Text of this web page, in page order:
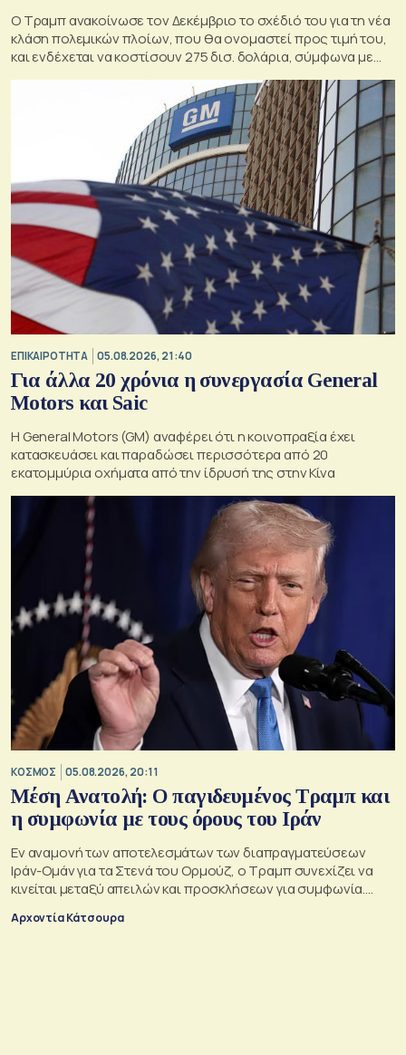
Ο Τραμπ ανακοίνωσε τον Δεκέμβριο το σχέδιό του για τη νέα
κλάση πολεμικών πλοίων, που θα ονομαστεί προς τιμή του,
και ενδέχεται να κοστίσουν 275 δισ. δολάρια, σύμφωνα με
ΕΠΙΚΑΙΡΟΤΗΤΑ 05.08.2026, 21:40
Για άλλα 20 χρόνια η συνεργασία General
Motors και Saic
Η General Motors (GM) αναφέρει ότι η κοινοπραξία έχει
κατασκευάσει και παραδώσει περισσότερα από 20
εκατομμύρια οχήματα από την ίδρυσή της στην Κίνα
ΚΟΣΜΟΣ 05.08.2026, 20:11
Μέση Ανατολή: Ο παγιδευμένος Τραμπ και
η συμφωνία με τους όρους του Ιράν
Εν αναμονή των αποτελεσμάτων των διαπραγματεύσεων
Ιράν-Ομάν για τα Στενά του Ορμούζ, ο Τραμπ συνεχίζει να
κινείται μεταξύ απειλών και προσκλήσεων για συμφωνία.
Μουσκάτ και Τεχεράνη.
Αρχοντία Κάτσουρα